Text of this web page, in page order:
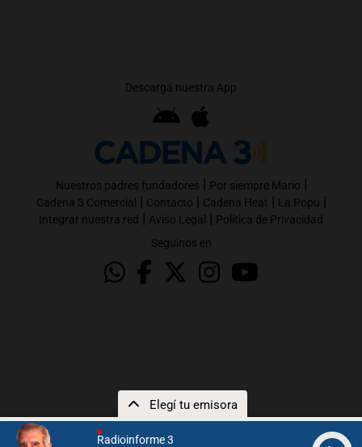
Radioinforme 3
Elegí tu emisora
Descargá nuestra App
Nuestros padres fundadores | Por siempre Mario |
Cadena 3 Comercial | Contacto | Cadena Heat | La Popu |
Integrar nuestra red | Aviso Legal | Política de Privacidad
Seguinos en